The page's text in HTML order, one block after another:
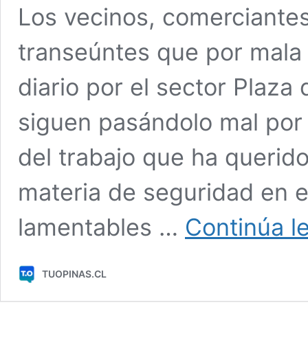
Los vecinos,
transeúntes que por
diario por el sector Plaza
siguen pasándolo mal
del trabajo que ha
materia de seguridad en
lamentables … Continúa
TUOPINAS.CL